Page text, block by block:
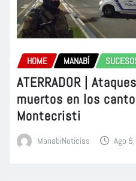
HOME MANABÍ
ATERRADOR |
muertos en los
Montecristi
ManabiNoticias Ago